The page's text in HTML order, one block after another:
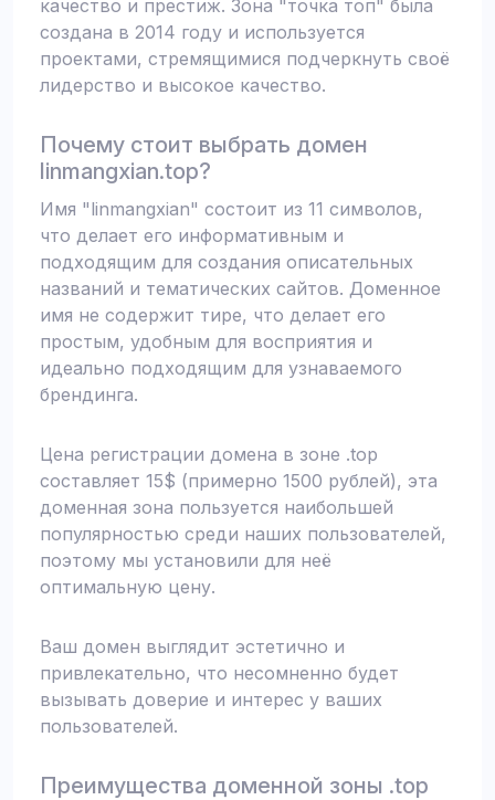
качество и престиж. Зона "точка топ" была
создана в 2014 году и используется
проектами, стремящимися подчеркнуть своё
лидерство и высокое качество.
Почему стоит выбрать домен
linmangxian.top?
Имя "linmangxian" состоит из 11 символов,
что делает его информативным и
подходящим для создания описательных
названий и тематических сайтов. Доменное
имя не содержит тире, что делает его
простым, удобным для восприятия и
идеально подходящим для узнаваемого
брендинга.
Цена регистрации домена в зоне .top
составляет 15$ (примерно 1500 рублей), эта
доменная зона пользуется наибольшей
популярностью среди наших пользователей,
поэтому мы установили для неё
оптимальную цену.
Ваш домен выглядит эстетично и
привлекательно, что несомненно будет
вызывать доверие и интерес у ваших
пользователей.
Преимущества доменной зоны .top